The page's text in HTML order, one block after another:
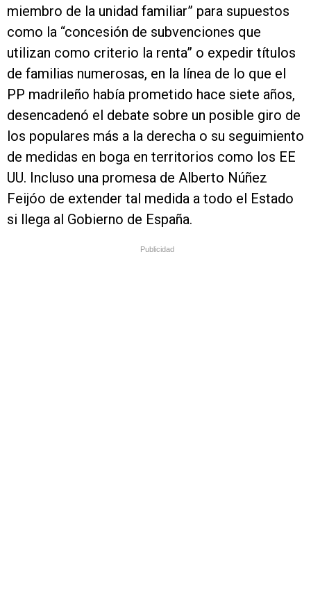
miembro de la unidad familiar” para supuestos
como la “concesión de subvenciones que
utilizan como criterio la renta” o expedir títulos
de familias numerosas, en la línea de lo que el
PP madrileño había prometido hace siete años,
desencadenó el debate sobre un posible giro de
los populares más a la derecha o su seguimiento
de medidas en boga en territorios como los EE
UU. Incluso una promesa de Alberto Núñez
Feijóo de extender tal medida a todo el Estado
si llega al Gobierno de España.
Publicidad